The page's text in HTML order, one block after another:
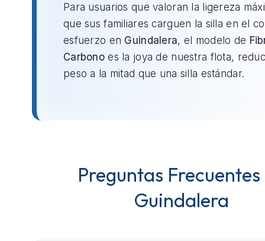
Para usuarios que valoran la ligereza
que sus familiares carguen la silla en el
esfuerzo en Guindalera, el modelo de
Carbono es la joya de nuestra flota,
peso a la mitad que una silla estándar.
Preguntas Frecuentes
Guindalera